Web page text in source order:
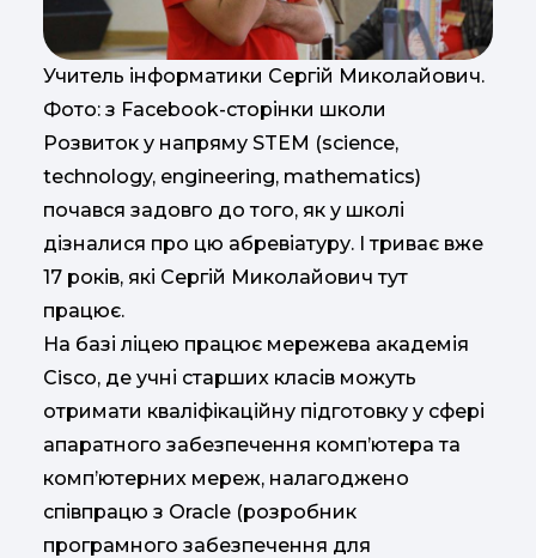
Учитель інформатики Сергій Миколайович.
Фото: з Facebook-сторінки школи
Розвиток у напряму STEM (science,
technology, engineering, mathematics)
почався задовго до того, як у школі
дізналися про цю абревіатуру. І триває вже
17 років, які Сергій Миколайович тут
працює.
На базі ліцею працює мережева академія
Cisco, де учні старших класів можуть
отримати кваліфікаційну підготовку у сфері
апаратного забезпечення комп’ютера та
комп’ютерних мереж, налагоджено
співпрацю з Oracle (розробник
програмного забезпечення для